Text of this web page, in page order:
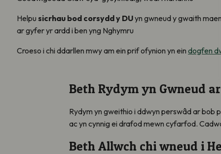
Helpu sicrhau bod corsydd y DUyn gwneud y gwaith
ar gyfer yr ardd i ben yng Nghymru
Croeso i chi ddarllen mwy am ein prif ofynion yn ein dogfen
Beth Rydym yn Gwneud
Rydym yn gweithio i ddwyn perswâd ar bob
ac yn cynnig ei drafod mewn cyfarfod.
Beth Allwch chi wneud i